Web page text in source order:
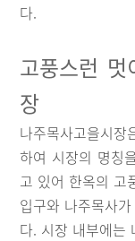
다.
고풍스런 멋
장
나주목사고을시
하여 시장의 명칭
고 있어 한옥의 고
입구와 나주목사
다. 시장 내부에는